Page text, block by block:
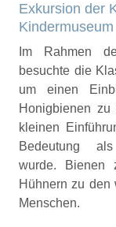
Exkursion der
Kindermuseum
Im Rahmen
besuchte die
um einen
Honigbienen
kleinen
Bedeutung
wurde. Bienen
Hühnern zu den
Menschen.